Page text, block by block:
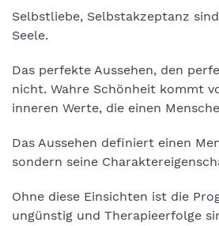
Selbstliebe, Selbstakzeptanz
Seele.
Das perfekte Aussehen, den
nicht. Wahre Schönheit kommt
inneren Werte, die einen
Das Aussehen definiert einen
sondern seine
Ohne diese Einsichten ist die
ungünstig und Therapieerfolge